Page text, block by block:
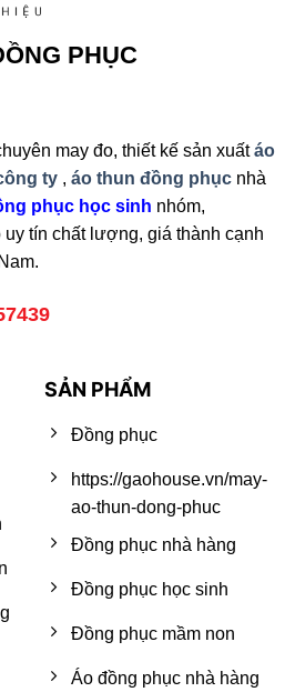
PHỤC
may đo, thiết kế sản xuấtáo
ty, áo thun đồng phụcnhà
phục học sinh nhóm,
tín chất lượng, giá thành cạnh
SẢN PHẨM
Đồng phục
https://gaohouse.vn/may-
ao-thun-dong-phuc
Đồng phục nhà hàng
Đồng phục học sinh
Đồng phục mầm non
Áo đồng phục nhà hàng